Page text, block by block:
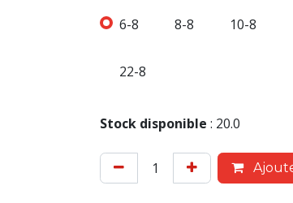
6-8 8-8 10-8
22-8
Stock disponible : 20.0